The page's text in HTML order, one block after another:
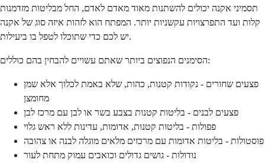
תסמיני אקנה יכולים להשתנות מאוד מאדם לאדם, החל מבליטות מזדמנות
קלות ועד התפרצויות עקשניות יותר. המפתח הוא לזהות איזה סוג של אקנה
יש לכם כדי שתוכלו לטפל בו ביעילות.
הסימנים הנפוצים ביותר שאתם עשויים להבחין בהם כוללים:
פצעים שחורים - נקודות קטנות, כהות, שלא באמת לכלוך אלא שמן
מחומצן
פצעים לבנים - בליטות קטנות בצבע בשר או לבן עם מרכז לבן
פפולות - בליטות קטנות, אדומות, עדינות ללא ראש גלוי
פוסטולות - בליטות אדומות עם מרכזים מלאים מוגלה לבנה או צהובה
נודולות - גושים גדולים וכואבים עמוק מתחת לעור